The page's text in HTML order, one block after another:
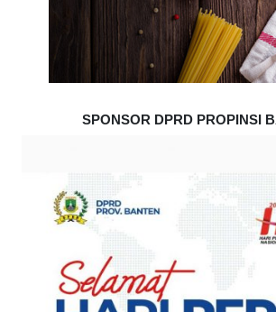
SPONSOR DPRD PROPINSI